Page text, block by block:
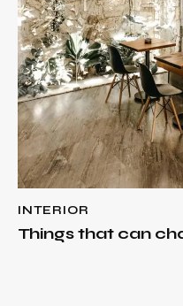
INTERIOR
Things that can